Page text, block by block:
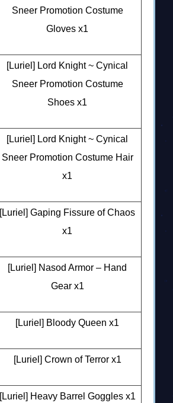
Sneer Promotion Costume
Gloves x1
[Luriel] Lord Knight ~ Cynical
Sneer Promotion Costume
Shoes x1
[Luriel] Lord Knight ~ Cynical
Sneer Promotion Costume Hair
x1
[Luriel] Gaping Fissure of Chaos
x1
[Luriel] Nasod Armor – Hand
Gear x1
[Luriel] Bloody Queen x1
[Luriel] Crown of Terror x1
[Luriel] Heavy Barrel Goggles x1